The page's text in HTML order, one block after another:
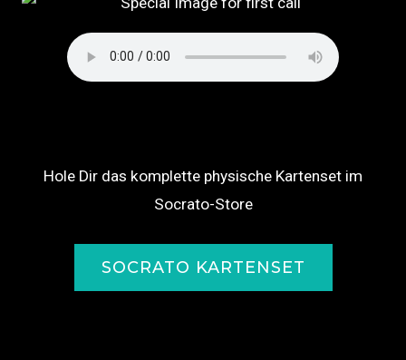
Hole Dir das komplette physische Kartenset im
Socrato-Store
SOCRATO KARTENSET